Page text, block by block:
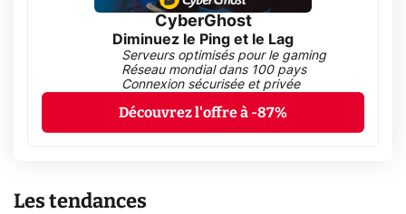
CyberGhost
Diminuez le Ping et le Lag
Serveurs optimisés pour le gaming
Réseau mondial dans 100 pays
Connexion sécurisée et privée
Découvrez l'offre à -87%
Les tendances